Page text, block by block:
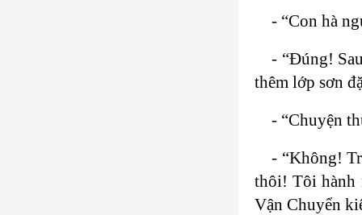
- “Con hà
- “Đúng!
thêm lớp sơn
- “Chuyện
- “Không!
thôi! Tôi hành
Vận Chuyển